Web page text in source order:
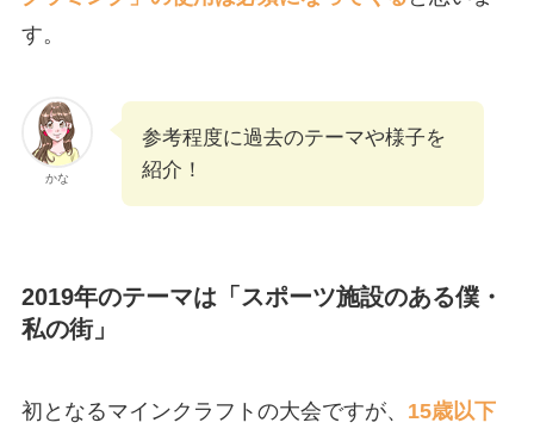
す。
かな
参考程度に過去のテーマや様子を
紹介！
2019年のテーマは「スポーツ施設のある僕・
私の街」
初となるマインクラフトの大会ですが、 15歳以下